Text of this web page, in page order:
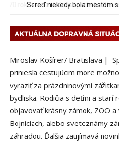
Sereď niekedy bola mestom
Miroslav Košírer/ Bratislava |
priniesla cestujúcim more
vyraziť za prázdninovými
bydliska. Rodičia s deťmi a starí
objavovať krásny zámok, ZOO a
Bojniciach, alebo svetoznámy
záhradou. Ďalšia zaujímavá